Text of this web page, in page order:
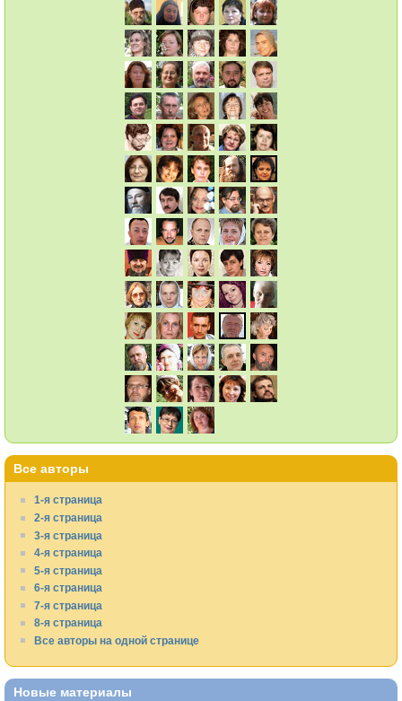
Все авторы
1-я страница
2-я страница
3-я страница
4-я страница
5-я страница
6-я страница
7-я страница
8-я страница
Все авторы на одной странице
Новые материалы